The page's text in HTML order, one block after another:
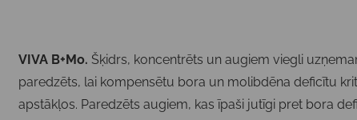
VIVA B+Mo. Šķidrs, koncentrēts un augiem viegli
paredzēts, lai kompensētu bora un molibdēna deficītu
apstākļos. Paredzēts augiem, kas īpaši jutīgi pret bora